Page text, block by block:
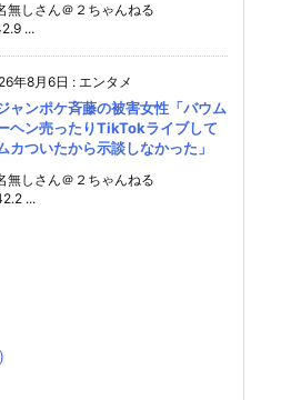
無しさん＠２ちゃんねる
...
年8月6日 : エンタメ
ャンポケ斉藤の被害女性「バウム
ヘン売ったりTikTokライブして
カついたから示談しなかった」
無しさん＠２ちゃんねる
...